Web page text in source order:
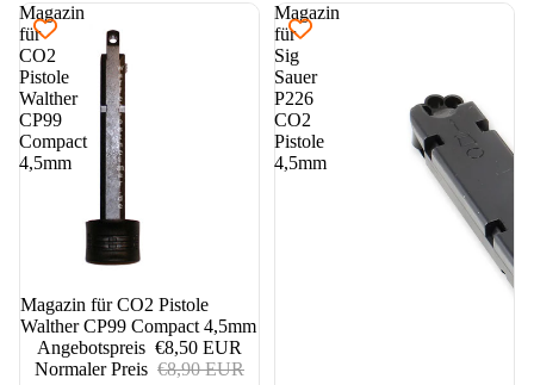
Magazin
für
CO2
Pistole
Walther
CP99
Compact
4,5mm
4%
Magazin für CO2 Pistole
Walther CP99 Compact 4,5mm
Angebotspreis €8,50 EUR
Normaler Preis €8,90 EUR
Magazin
für
Sig
Sauer
P226
CO2
Pistole
4,5mm